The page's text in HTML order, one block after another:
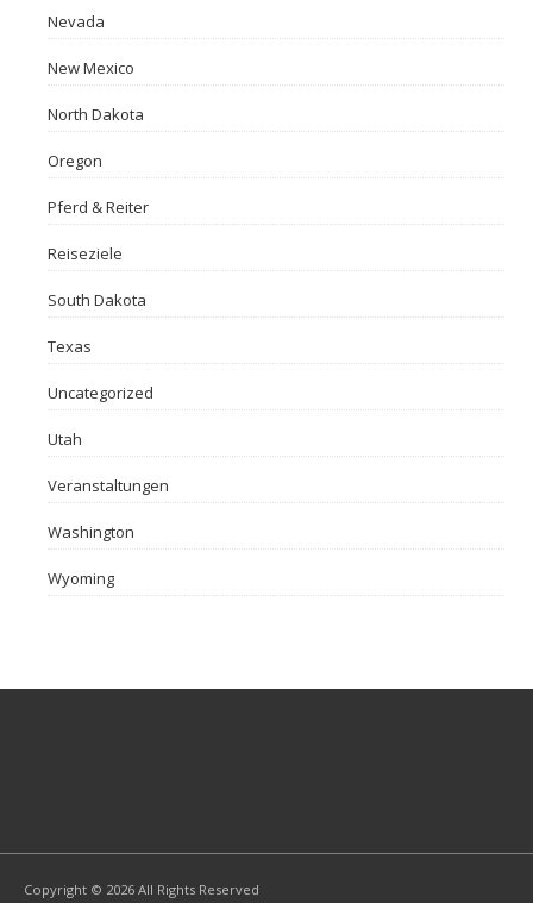
Nevada
New Mexico
North Dakota
Oregon
Pferd & Reiter
Reiseziele
South Dakota
Texas
Uncategorized
Utah
Veranstaltungen
Washington
Wyoming
Copyright © 2026 All Rights Reserved